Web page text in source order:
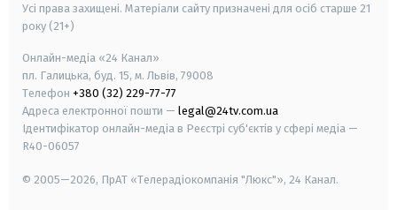
Усі права захищені. Матеріали сайту призначені для осіб старше 21
року (21+)
Онлайн-медіа «24 Канал»
пл. Галицька, буд. 15, м. Львів, 79008
Телефон +380 (32) 229-77-77
Адреса електронної пошти — legal@24tv.com.ua
Ідентифікатор онлайн-медіа в Реєстрі суб'єктів у сфері медіа —
R40-06057
© 2005—2026, ПрАТ «Телерадіокомпанія "Люкс"», 24 Канал.